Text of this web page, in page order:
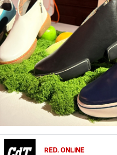
RED. ONLINE